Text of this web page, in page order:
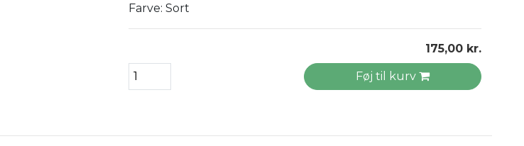
Farve: Sort
175,00 kr.
Føj til kurv